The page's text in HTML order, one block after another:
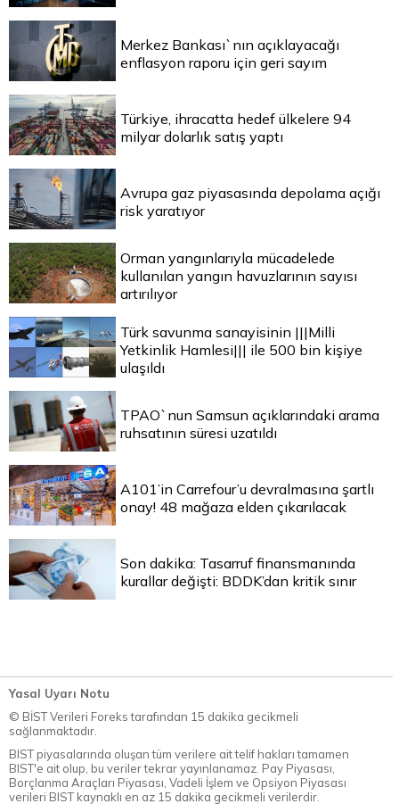
Merkez Bankası`nın açıklayacağı
enflasyon raporu için geri sayım
Türkiye, ihracatta hedef ülkelere 94
milyar dolarlık satış yaptı
Avrupa gaz piyasasında depolama açığı
risk yaratıyor
Orman yangınlarıyla mücadelede
kullanılan yangın havuzlarının sayısı
artırılıyor
Türk savunma sanayisinin |||Milli
Yetkinlik Hamlesi||| ile 500 bin kişiye
ulaşıldı
TPAO`nun Samsun açıklarındaki arama
ruhsatının süresi uzatıldı
A101’in Carrefour’u devralmasına şartlı
onay! 48 mağaza elden çıkarılacak
Son dakika: Tasarruf finansmanında
kurallar değişti: BDDK’dan kritik sınır
Yasal Uyarı Notu
© BİST Verileri Foreks tarafından 15 dakika gecikmeli
sağlanmaktadır.
BIST piyasalarında oluşan tüm verilere ait telif hakları tamamen
BIST'e ait olup, bu veriler tekrar yayınlanamaz. Pay Piyasası,
Borçlanma Araçları Piyasası, Vadeli İşlem ve Opsiyon Piyasası
verileri BIST kaynaklı en az 15 dakika gecikmeli verilerdir.